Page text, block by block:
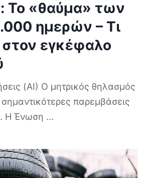
Το «θαύμα» των
ημερών – Τι
στον εγκέφαλο
(AI) Ο μητρικός θηλασμός
σημαντικότερες παρεμβάσεις
Η Ένωση ...